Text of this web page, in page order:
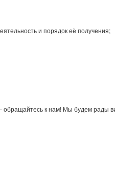
и порядок её получения;
к нам! Мы будем рады